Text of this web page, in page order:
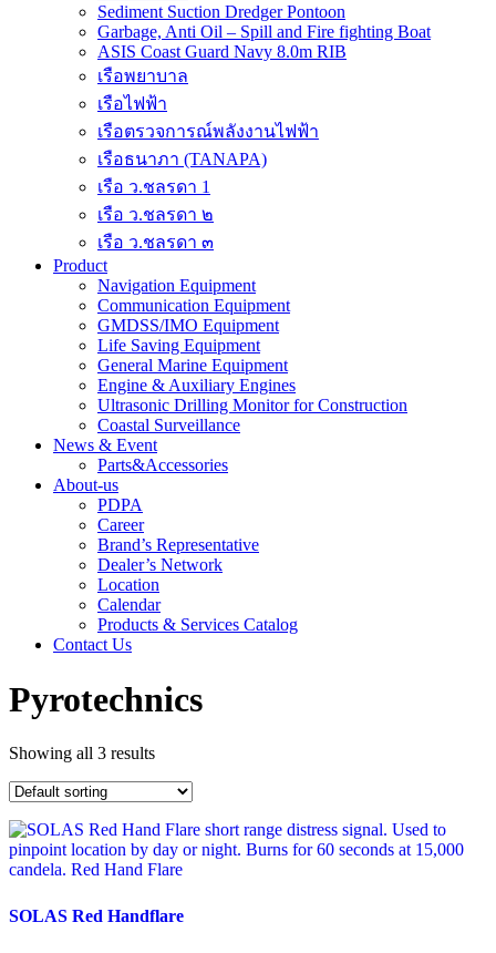
Sediment Suction Dredger Pontoon
Garbage, Anti Oil – Spill and Fire fighting Boat
ASIS Coast Guard Navy 8.0m RIB
เรือพยาบาล
เรือไฟฟ้า
เรือตรวจการณ์พลังงานไฟฟ้า
เรือธนาภา (TANAPA)
เรือ ว.ชลรดา 1
เรือ ว.ชลรดา ๒
เรือ ว.ชลรดา ๓
Product
Navigation Equipment
Communication Equipment
GMDSS/IMO Equipment
Life Saving Equipment
General Marine Equipment
Engine & Auxiliary Engines
Ultrasonic Drilling Monitor for Construction
Coastal Surveillance
News & Event
Parts&Accessories
About-us
PDPA
Career
Brand’s Representative
Dealer’s Network
Location
Calendar
Products & Services Catalog
Contact Us
Pyrotechnics
Showing all 3 results
SOLAS Red Handflare